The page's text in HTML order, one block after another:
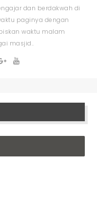
dan berdakwah di
paginya dengan
waktu malam
masjid..